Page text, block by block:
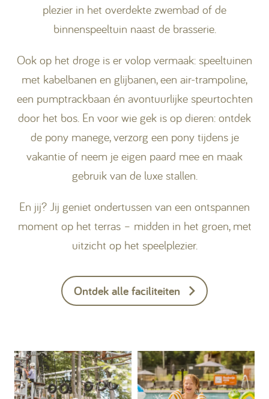
plezier in het overdekte zwembad of de
binnenspeeltuin naast de brasserie.
Ook op het droge is er volop vermaak: speeltuinen
met kabelbanen en glijbanen, een air-trampoline,
een pumptrackbaan én avontuurlijke speurtochten
door het bos. En voor wie gek is op dieren: ontdek
de pony manege, verzorg een pony tijdens je
vakantie of neem je eigen paard mee en maak
gebruik van de luxe stallen.
En jij? Jij geniet ondertussen van een ontspannen
moment op het terras – midden in het groen, met
uitzicht op het speelplezier.
Ontdek alle faciliteiten